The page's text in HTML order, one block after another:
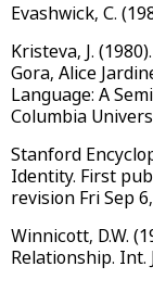
Evashwick, C.
Kristeva, J.
Gora, Alice
Language: A
Columbia
Stanford
Identity. First
revision Fri Sep
Winnicott, D.W.
Relationship. Int.